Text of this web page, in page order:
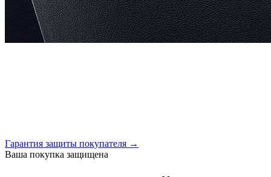
Гарантия защиты покупателя →
Ваша покупка защищена